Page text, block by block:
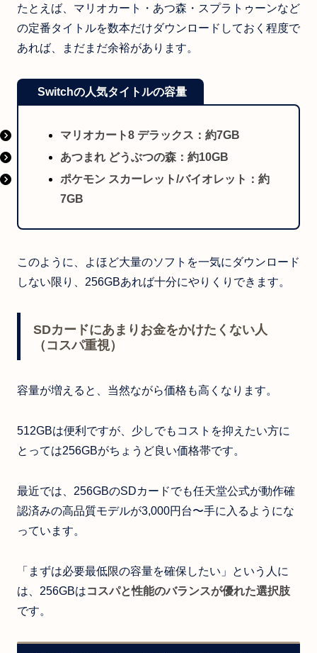
たとえば、マリオカート・あつ森・スプラトゥーンなど
の定番タイトルを数本だけダウンロードしておく程度で
あれば、まだまだ余裕があります。
Switchの人気タイトルの容量
マリオカート8 デラックス：約7GB
あつまれ どうぶつの森：約10GB
ポケモン スカーレット/バイオレット：約
7GB
このように、よほど大量のソフトを一気にダウンロード
しない限り、256GBあれば十分にやりくりできます。
SDカードにあまりお金をかけたくない人
（コスパ重視）
容量が増えると、当然ながら価格も高くなります。
512GBは便利ですが、少しでもコストを抑えたい方に
とっては256GBがちょうど良い価格帯です。
最近では、256GBのSDカードでも任天堂公式が動作確
認済みの高品質モデルが3,000円台〜手に入るようにな
っています。
「まずは必要最低限の容量を確保したい」という人に
は、256GBはコスパと性能のバランスが優れた選択肢
です。